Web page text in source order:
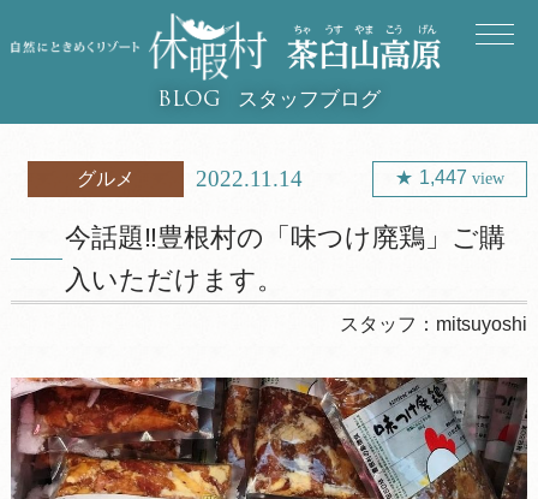
BLOG スタッフブログ
グルメ 2022.11.14 1,447view
今話題‼豊根村の「味つけ廃鶏」ご購
入いただけます。
スタッフ： mitsuyoshi